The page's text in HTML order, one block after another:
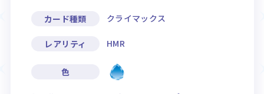
カード種類 クライマックス
レアリティ HMR
色